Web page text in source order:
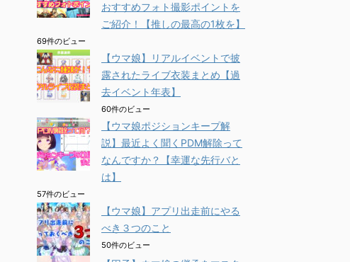
おすすめフォト撮影ポイントを
ご紹介！【推しの最高の1枚を】
69件のビュー
【ウマ娘】リアルイベントで披
露されたライブ衣装まとめ【過
去イベント年表】
60件のビュー
【ウマ娘ポジションキープ解
説】最近よく聞くPDM解除って
なんですか？【幸運な先行バと
は】
57件のビュー
【ウマ娘】アプリ出走前にやる
べき３つのこと
50件のビュー